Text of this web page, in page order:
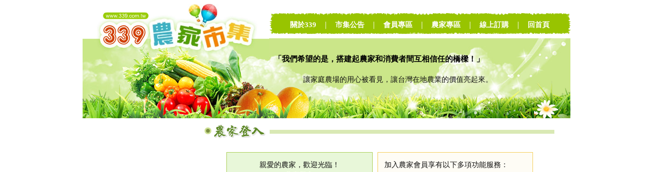
「我們希望的是，搭建起農家和消費者間互相信任的橋樑！」
讓家庭農場的用心被看見，讓台灣在地農業的價值亮起來。
關於339 市集公告 會員專區 農家專區 線上訂購 回首頁
親愛的農家，歡迎光臨！
加入農家會員享有以下多項功能服務：